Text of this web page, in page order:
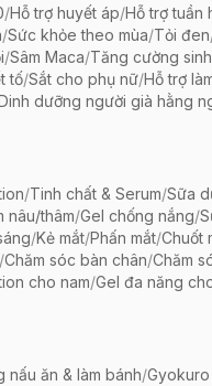
/Hỗ trợ huyết áp/Hỗ trợ tuần
/Sức khỏe theo mùa/Tỏi đen
/Sâm Maca/Tăng cường
tố/Sắt cho phụ nữ/Hỗ trợ
dưỡng người già hằng
/Tinh chất & Serum/Sữa
nâu/thâm/Gel chống nắng/
/Kẻ mắt/Phấn mắt/Chuốt
/Chăm sóc bàn chân/Chăm
cho nam/Gel đa năng
nấu ăn & làm bánh/